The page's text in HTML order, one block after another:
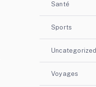
Santé
Sports
Uncategorized
Voyages